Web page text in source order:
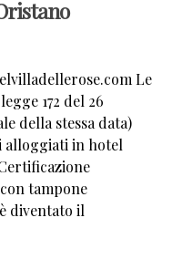
Le
172 del 26
della stessa data)
alloggiati in hotel
tampone
diventato il